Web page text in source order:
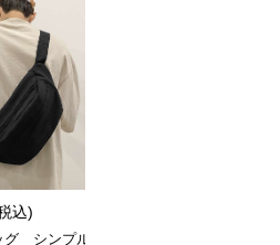
込)
グ シンプル